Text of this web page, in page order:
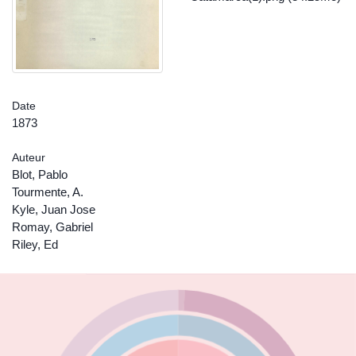
Date
1873
Auteur
Blot, Pablo
Tourmente, A.
Kyle, Juan Jose
Romay, Gabriel
Riley, Ed